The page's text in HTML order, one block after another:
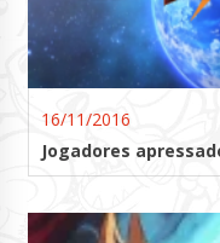
16/11/2016
Jogadores